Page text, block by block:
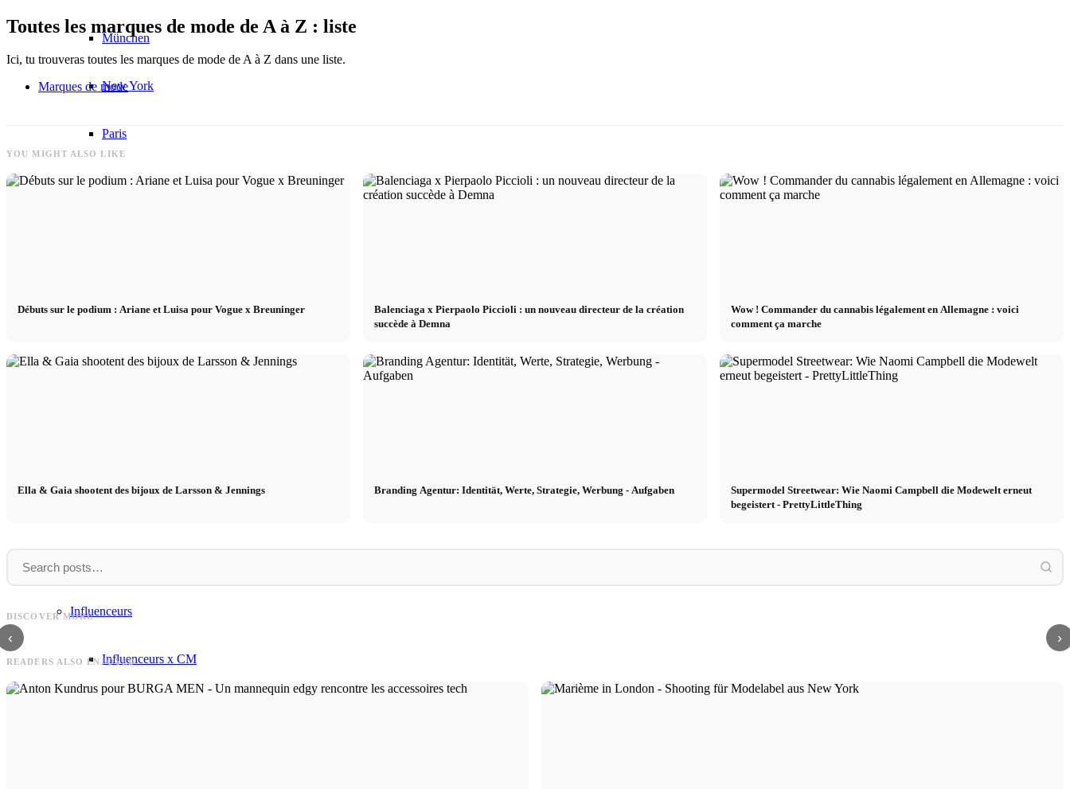
München
New York
Paris
Défilé de mode
Marketing x One
Influenceurs
Influenceurs x CM
Toutes les marques de mode de A à Z : liste
Ici, tu trouveras toutes les marques de mode de A à Z dans une liste.
Marques de mode
YOU MIGHT ALSO LIKE
Débuts sur le podium : Ariane et Luisa pour Vogue x Breuninger
Balenciaga x Pierpaolo Piccioli : un nouveau directeur de la création
succède à Demna
Wow ! Commander du cannabis légalement en Allemagne : voici
comment ça marche
Ella & Gaia shootent des bijoux de Larsson & Jennings Branding Agentur: Identität, Werte, Strategie, Werbung - Aufgaben
Supermodel Streetwear: Wie Naomi Campbell die Modewelt erneut
begeistert - PrettyLittleThing
DISCOVER MORE
‹
Nouvelle venue Marla : polyvalente devant la
caméra !
›
READERS ALSO ENJOYED